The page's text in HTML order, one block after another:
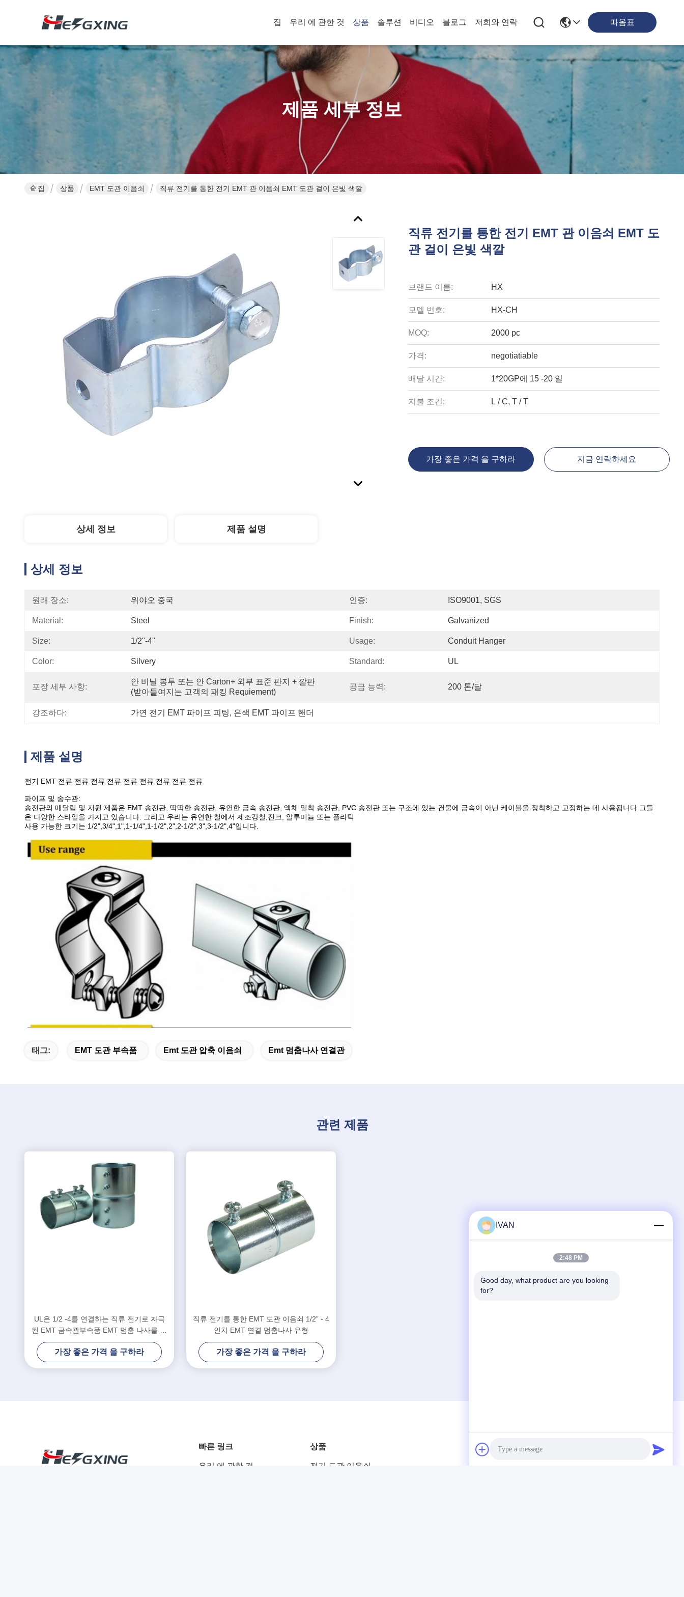
집 우리 에 관한 것 상품 솔루션 비디오 블로그 저희와 연락 따옴표
제품 세부 정보
집 상품 EMT 도관 이음쇠 직류 전기를 통한 전기 EMT 관 이음쇠 EMT 도관 걸이 은빛 색깔
직류 전기를 통한 전기 EMT 관 이음쇠 EMT 도
관 걸이 은빛 색깔
브랜드 이름: HX
모델 번호: HX-CH
MOQ: 2000 pc
가격: negotiatiable
배달 시간: 1*20GP에 15 -20 일
지불 조건: L / C, T / T
가장 좋은 가격 을 구하라 지금 연락하세요
상세 정보 제품 설명
상세 정보
원래 장소: 위야오 중국 인증: ISO9001, SGS
Material: Steel Finish: Galvanized
Size: 1/2"-4" Usage: Conduit Hanger
Color: Silvery Standard: UL
포장 세부 사항:
안 비닐 봉투 또는 안 Carton+ 외부 표준 판지 + 깔판
(받아들여지는 고객의 패킹 Requiement)
공급 능력: 200 톤/달
강조하다: 가연 전기 EMT 파이프 피팅, 은색 EMT 파이프 핸더
제품 설명
전기 EMT 전류 전류 전류 전류 전류 전류 전류 전류 전류
파이프 및 송수관:
송전관의 매달림 및 지원 제품은 EMT 송전관, 딱딱한 송전관, 유연한 금속 송전관, 액체 밀착 송전관, PVC 송전관 또는 구조에 있는 건물에 금속이 아닌 케이블을 장착하고 고정하는 데 사용됩니다.그들
은 다양한 스타일을 가지고 있습니다. 그리고 우리는 유연한 철에서 제조강철,진크, 알루미늄 또는 플라틱
사용 가능한 크기는 1/2",3/4",1",1-1/4",1-1/2",2",2-1/2",3",3-1/2",4"입니다.
태그: EMT 도관 부속품 Emt 도관 압축 이음쇠 Emt 멈춤나사 연결관
관련 제품
UL은 1/2 -4를 연결하는 직류 전기로 자극
된 EMT 금속관부속품 EMT 멈춤 나사를 목
록화했습니다
가장 좋은 가격 을 구하라
직류 전기를 통한 EMT 도관 이음쇠 1/2” - 4
인치 EMT 연결 멈춤나사 유형
가장 좋은 가격 을 구하라
빠른 링크
우리 에 관한 것
상품
전기 도관 이음쇠
빠른 연락
IVAN
2:48 PM
Good day, what product are you looking
for?